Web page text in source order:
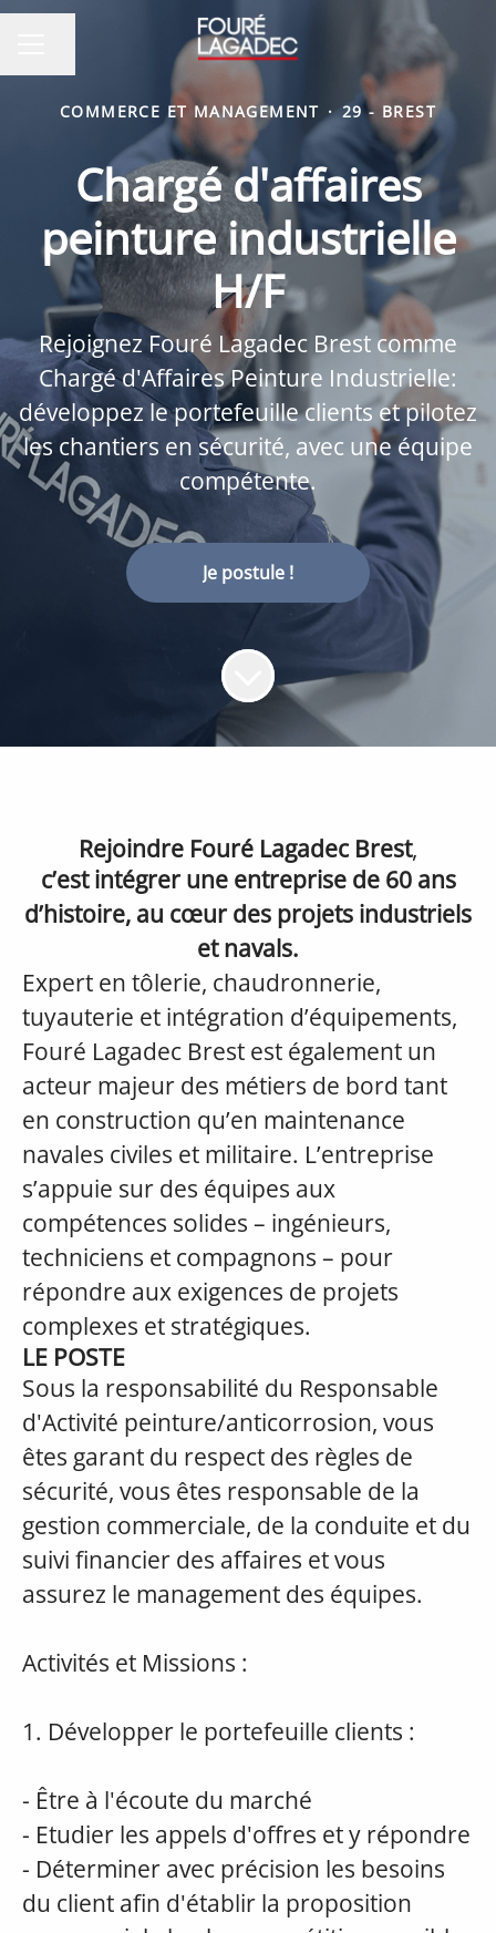
Partager la page
COMMERCE ET MANAGEMENT · 29 - BREST
Chargé d'affaires
peinture industrielle
H/F
Rejoignez Fouré Lagadec Brest comme
Chargé d'Affaires Peinture Industrielle:
développez le portefeuille clients et pilotez
les chantiers en sécurité, avec une équipe
compétente.
Je postule !
Rejoindre Fouré Lagadec Brest,
c’est intégrer une entreprise de 60 ans
d’histoire, au cœur des projets industriels
et navals.
Expert en tôlerie, chaudronnerie,
tuyauterie et intégration d’équipements,
Fouré Lagadec Brest est également un
acteur majeur des métiers de bord tant
en construction qu’en maintenance
navales civiles et militaire. L’entreprise
s’appuie sur des équipes aux
compétences solides – ingénieurs,
techniciens et compagnons – pour
répondre aux exigences de projets
complexes et stratégiques.
LE POSTE
Sous la responsabilité du Responsable
d'Activité peinture/anticorrosion, vous
êtes garant du respect des règles de
sécurité, vous êtes responsable de la
gestion commerciale, de la conduite et du
suivi financier des affaires et vous
assurez le management des équipes.
Activités et Missions :
1. Développer le portefeuille clients :
- Être à l'écoute du marché
- Etudier les appels d'offres et y répondre
- Déterminer avec précision les besoins
du client afin d'établir la proposition